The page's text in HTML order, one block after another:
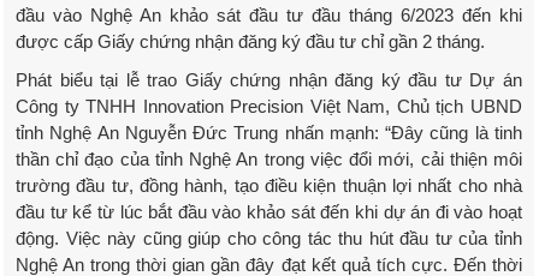
đầu vào Nghệ An khảo sát đầu tư đầu tháng 6/2023 đến khi
được cấp Giấy chứng nhận đăng ký đầu tư chỉ gần 2 tháng.
Phát biểu tại lễ trao Giấy chứng nhận đăng ký đầu tư Dự án
Công ty TNHH Innovation Precision Việt Nam, Chủ tịch UBND
tỉnh Nghệ An Nguyễn Đức Trung nhấn mạnh: “Đây cũng là tinh
thần chỉ đạo của tỉnh Nghệ An trong việc đổi mới, cải thiện môi
trường đầu tư, đồng hành, tạo điều kiện thuận lợi nhất cho nhà
đầu tư kể từ lúc bắt đầu vào khảo sát đến khi dự án đi vào hoạt
động. Việc này cũng giúp cho công tác thu hút đầu tư của tỉnh
Nghệ An trong thời gian gần đây đạt kết quả tích cực. Đến thời